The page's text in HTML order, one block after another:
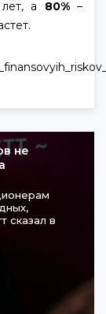
а 80%–
не
сказал в